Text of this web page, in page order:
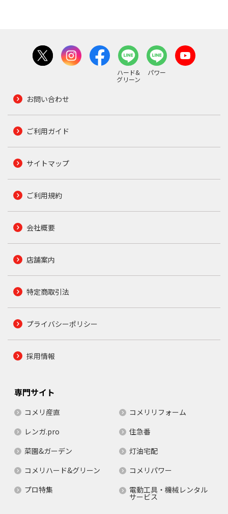
ハード&
グリーン
パワー
お問い合わせ
ご利用ガイド
サイトマップ
ご利用規約
会社概要
店舗案内
特定商取引法
プライバシーポリシー
採用情報
専門サイト
コメリ産直
コメリリフォーム
レンガ.pro
住急番
菜園&ガーデン
灯油宅配
コメリハード&グリーン
コメリパワー
プロ特集
電動工具・機械レンタル
サービス